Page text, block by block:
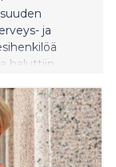
ja
haluttiin